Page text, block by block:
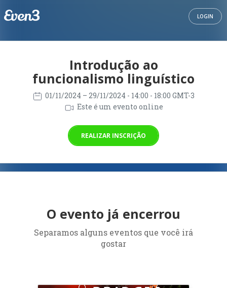
LOGIN
Introdução ao
funcionalismo linguístico
01/11/2024 – 29/11/2024 - 14:00 - 18:00 GMT-3
Este é um evento online
REALIZAR INSCRIÇÃO
O evento já encerrou
Separamos alguns eventos que você irá
gostar